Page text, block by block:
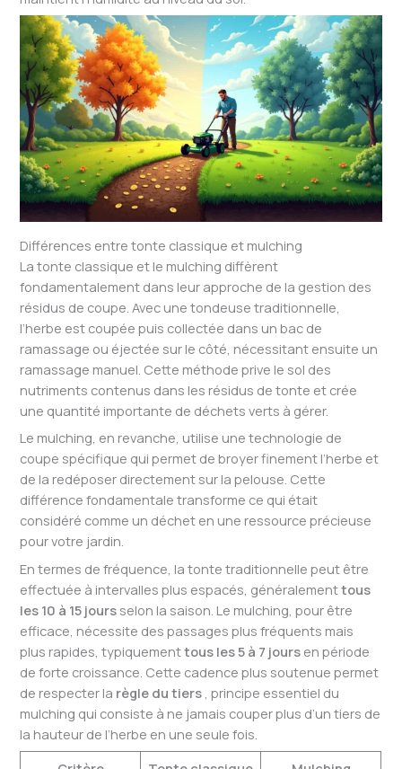
Différences entre tonte classique et mulching
La tonte classique et le mulching diffèrent
fondamentalement dans leur approche de la gestion des
résidus de coupe. Avec une tondeuse traditionnelle,
l’herbe est coupée puis collectée dans un bac de
ramassage ou éjectée sur le côté, nécessitant ensuite un
ramassage manuel. Cette méthode prive le sol des
nutriments contenus dans les résidus de tonte et crée
une quantité importante de déchets verts à gérer.
Le mulching, en revanche, utilise une technologie de
coupe spécifique qui permet de broyer finement l’herbe et
de la redéposer directement sur la pelouse. Cette
différence fondamentale transforme ce qui était
considéré comme un déchet en une ressource précieuse
pour votre jardin.
En termes de fréquence, la tonte traditionnelle peut être
effectuée à intervalles plus espacés, généralementtous
les 10 à 15 jours selon la saison. Le mulching, pour être
efficace, nécessite des passages plus fréquents mais
plus rapides, typiquementtous les 5 à 7 jours en période
de forte croissance. Cette cadence plus soutenue permet
de respecter la règle du tiers , principe essentiel du
mulching qui consiste à ne jamais couper plus d’un tiers de
la hauteur de l’herbe en une seule fois.